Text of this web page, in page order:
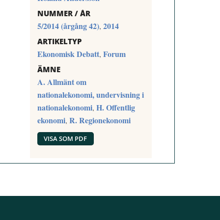
NUMMER / ÅR
5/2014 (årgång 42), 2014
ARTIKELTYP
Ekonomisk Debatt, Forum
ÄMNE
A. Allmänt om
nationalekonomi, undervisning i
nationalekonomi, H. Offentlig
ekonomi, R. Regionekonomi
VISA SOM PDF